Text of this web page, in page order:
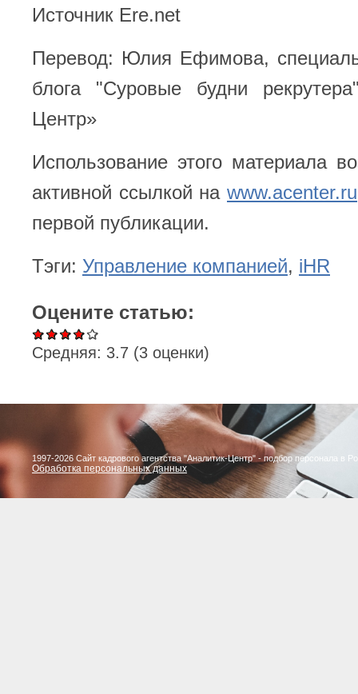
Источник Ere.net
Перевод: Юлия Ефимова,
блога "Суровые будни
Центр»
Использование этого материала
активной ссылкой на www.acenter.ru
первой публикации.
Тэги: Управление компанией, iHR
Оцените статью:
Средняя: 3.7 (3 оценки)
1997-2026 Сайт кадрового агентства "Аналитик-Центр" - подбор персонала в
Обработка персональных данных